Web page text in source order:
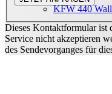
KFW 440
Dieses Kontaktformular ist
Service nicht akzeptieren
des Sendevorganges für